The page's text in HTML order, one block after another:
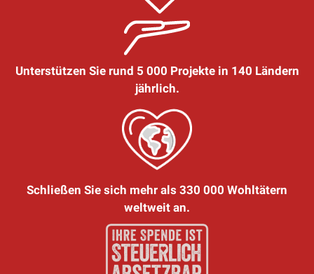
Unterstützen Sie rund 5 000 Projekte in 140 Ländern
jährlich.
Schließen Sie sich mehr als 330 000 Wohltätern
weltweit an.